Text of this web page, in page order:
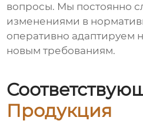
вопросы. Мы постоянно
изменениями в
оперативно адаптируем
новым требованиям.
Продукция